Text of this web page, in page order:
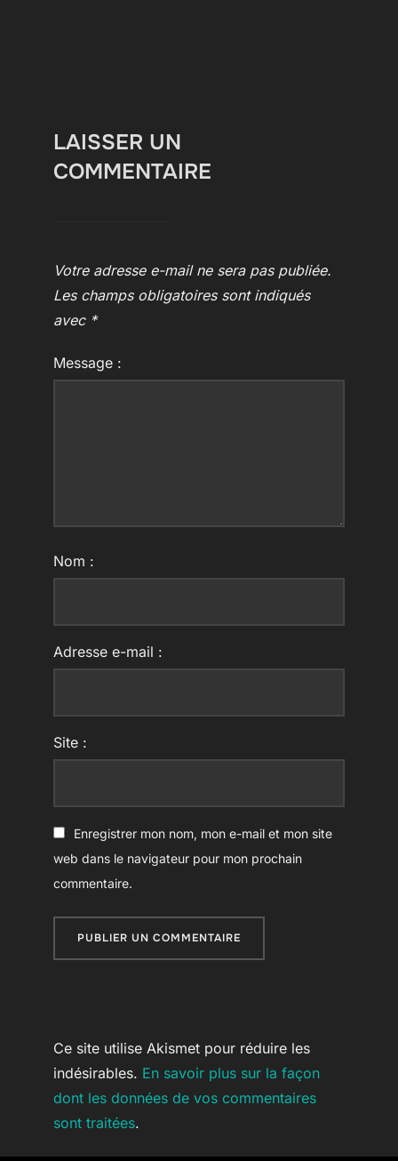
LAISSER UN
COMMENTAIRE
Votre adresse e-mail ne sera pas publiée.
Les champs obligatoires sont indiqués
avec *
Message :
Nom :
Adresse e-mail :
Site :
Enregistrer mon nom, mon e-mail et mon site
web dans le navigateur pour mon prochain
commentaire.
Ce site utilise Akismet pour réduire les
indésirables. En savoir plus sur la façon
dont les données de vos commentaires
sont traitées.